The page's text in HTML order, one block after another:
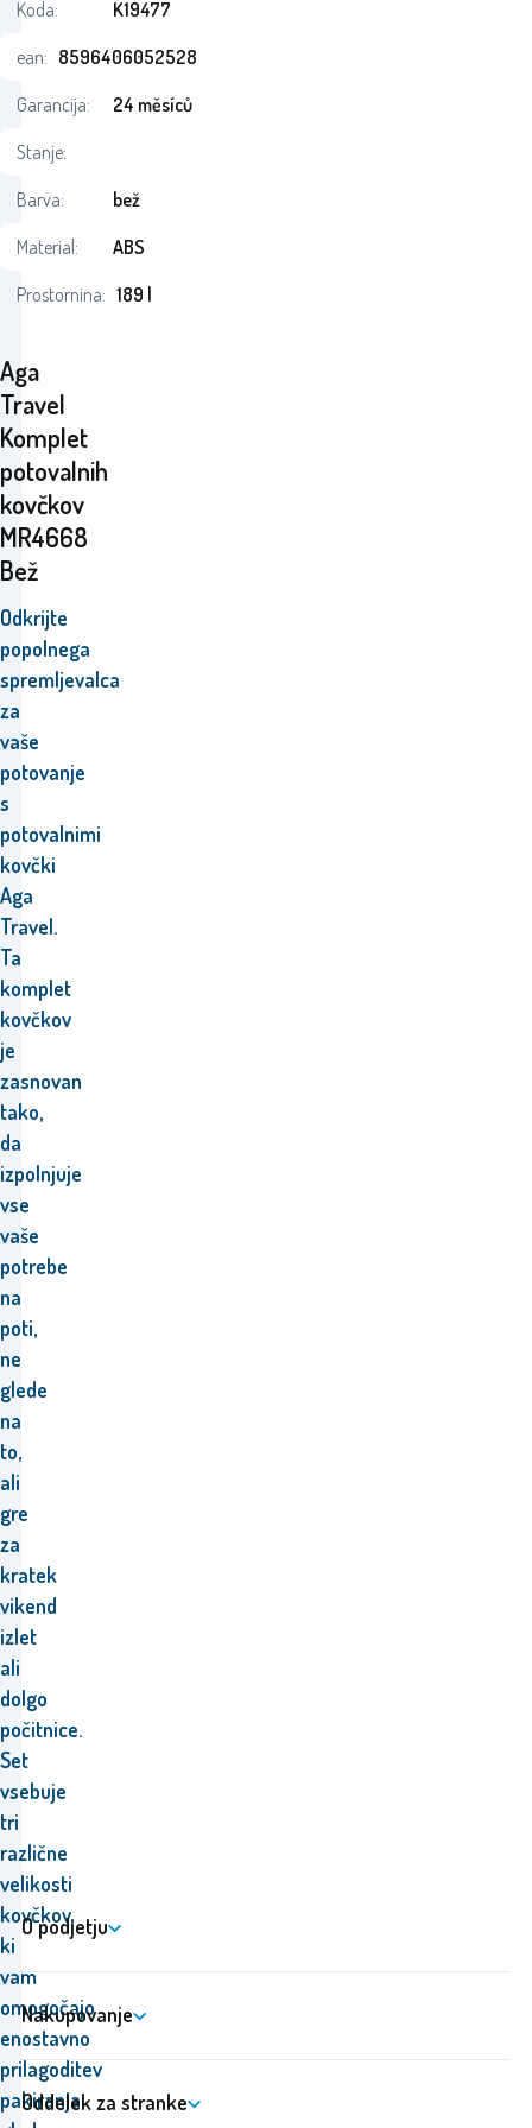
Aga
Travel
Komplet
potovalnih
kovčkov
MR4668
Bež
Odkrijte
popolnega
spremljevalca
za
vaše
potovanje
s
potovalnimi
kovčki
Aga
Travel.
Ta
komplet
kovčkov
je
zasnovan
tako,
da
izpolnjuje
vse
vaše
potrebe
na
poti,
ne
glede
na
to,
ali
gre
za
kratek
vikend
izlet
ali
dolgo
počitnice.
Set
vsebuje
tri
različne
velikosti
kovčkov,
ki
vam
omogočajo
enostavno
prilagoditev
pakiranja
Koda:
K19477
ean: 8596406052528
Garancija:
24 měsíců
Stanje:
Barva:
bež
Material:
ABS
Prostornina: 189 l
O podjetju
Nakupovanje
Oddelek za stranke